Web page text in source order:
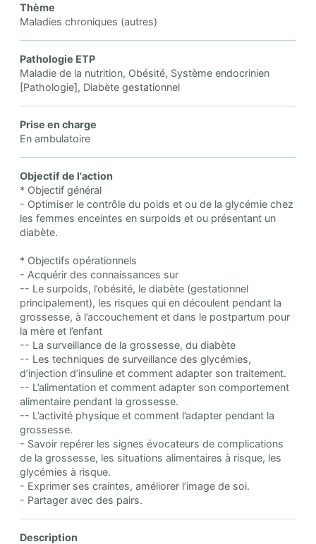
Thème
Maladies chroniques (autres)
Pathologie ETP
Maladie de la nutrition, Obésité, Système endocrinien
[Pathologie], Diabète gestationnel
Prise en charge
En ambulatoire
Objectif de l'action
* Objectif général
- Optimiser le contrôle du poids et ou de la glycémie chez
les femmes enceintes en surpoids et ou présentant un
diabète.
* Objectifs opérationnels
- Acquérir des connaissances sur
-- Le surpoids, l’obésité, le diabète (gestationnel
principalement), les risques qui en découlent pendant la
grossesse, à l’accouchement et dans le postpartum pour
la mère et l’enfant
-- La surveillance de la grossesse, du diabète
-- Les techniques de surveillance des glycémies,
d’injection d’insuline et comment adapter son traitement.
-- L’alimentation et comment adapter son comportement
alimentaire pendant la grossesse.
-- L’activité physique et comment l’adapter pendant la
grossesse.
- Savoir repérer les signes évocateurs de complications
de la grossesse, les situations alimentaires à risque, les
glycémies à risque.
- Exprimer ses craintes, améliorer l’image de soi.
- Partager avec des pairs.
Description